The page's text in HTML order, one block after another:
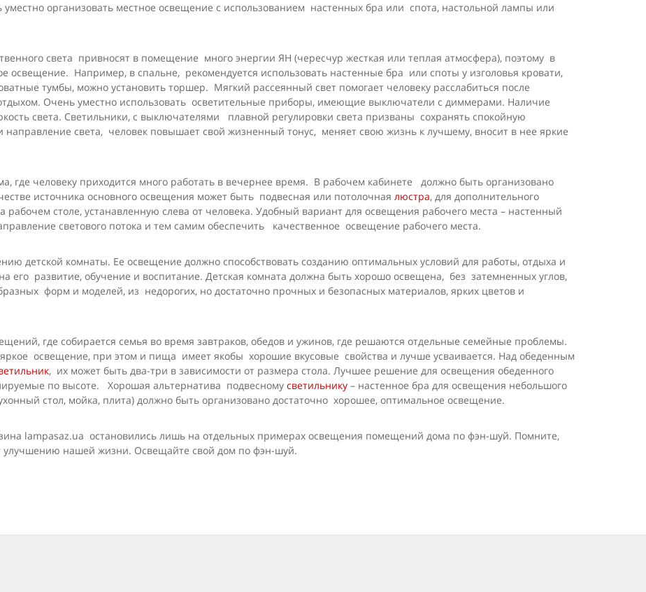
организовать местное освещение с использованием настенных бра или спота, настольной лампы или
света привносят в помещение много энергии ЯН (чересчур жесткая или теплая атмосфера), поэтому в
освещение. Например, в спальне, рекомендуется использовать настенные бра или споты у изголовья кровати,
тумбы, можно установить торшер. Мягкий рассеянный свет помогает человеку расслабиться после
Очень уместно использовать осветительные приборы, имеющие выключатели с диммерами. Наличие
света. Светильники, с выключателями плавной регулировки света призваны сохранять спокойную
направление света, человек повышает свой жизненный тонус, меняет свою жизнь к лучшему, вносит в нее яркие
где человеку приходится много работать в вечернее время. В рабочем кабинете должно быть организовано
источника основного освещения может быть подвесная или потолочная люстра, для дополнительного
столе, устанавленную слева от человека. Удобный вариант для освещения рабочего места – настенный
светового потока и тем самим обеспечить качественное освещение рабочего места.
детской комнаты. Ее освещение должно способствовать созданию оптимальных условий для работы, отдыха и
его развитие, обучение и воспитание. Детская комната должна быть хорошо освещена, без затемненных углов,
форм и моделей, из недорогих, но достаточно прочных и безопасных материалов, ярких цветов и
где собирается семья во время завтраков, обедов и ужинов, где решаются отдельные семейные проблемы.
освещение, при этом и пища имеет якобы хорошие вкусовые свойства и лучше усваивается. Над обеденным
, их может быть два-три в зависимости от размера стола. Лучшее решение для освещения обеденного
по высоте. Хорошая альтернатива подвесному светильнику – настенное бра для освещения небольшого
стол, мойка, плита) должно быть организовано достаточно хорошее, оптимальное освещение.
lampasaz.ua остановились лишь на отдельных примерах освещения помещений дома по фэн-шуй. Помните,
улучшению нашей жизни. Освещайте свой дом по фэн-шуй.